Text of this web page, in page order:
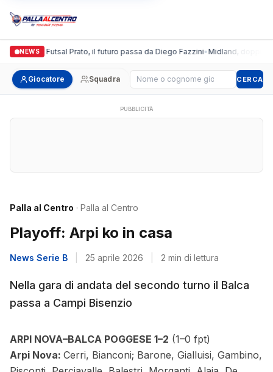
NEWS
Italgronda Futsal Prato, il futuro passa da Diego Fazzini•Midland, doppio
Giocatore Squadra Cerca giocatore CERCA
PUBBLICITÀ
Palla al Centro · Palla al Centro
Playoff: Arpi ko in casa
News Serie B 25 aprile 2026 2 min di lettura
Nella gara di andata del secondo turno il Balca
passa a Campi Bisenzio
ARPI NOVA–BALCA POGGESE 1–2 (1–0 fpt)
Arpi Nova: Cerri, Bianconi; Barone, Gialluisi, Gambino,